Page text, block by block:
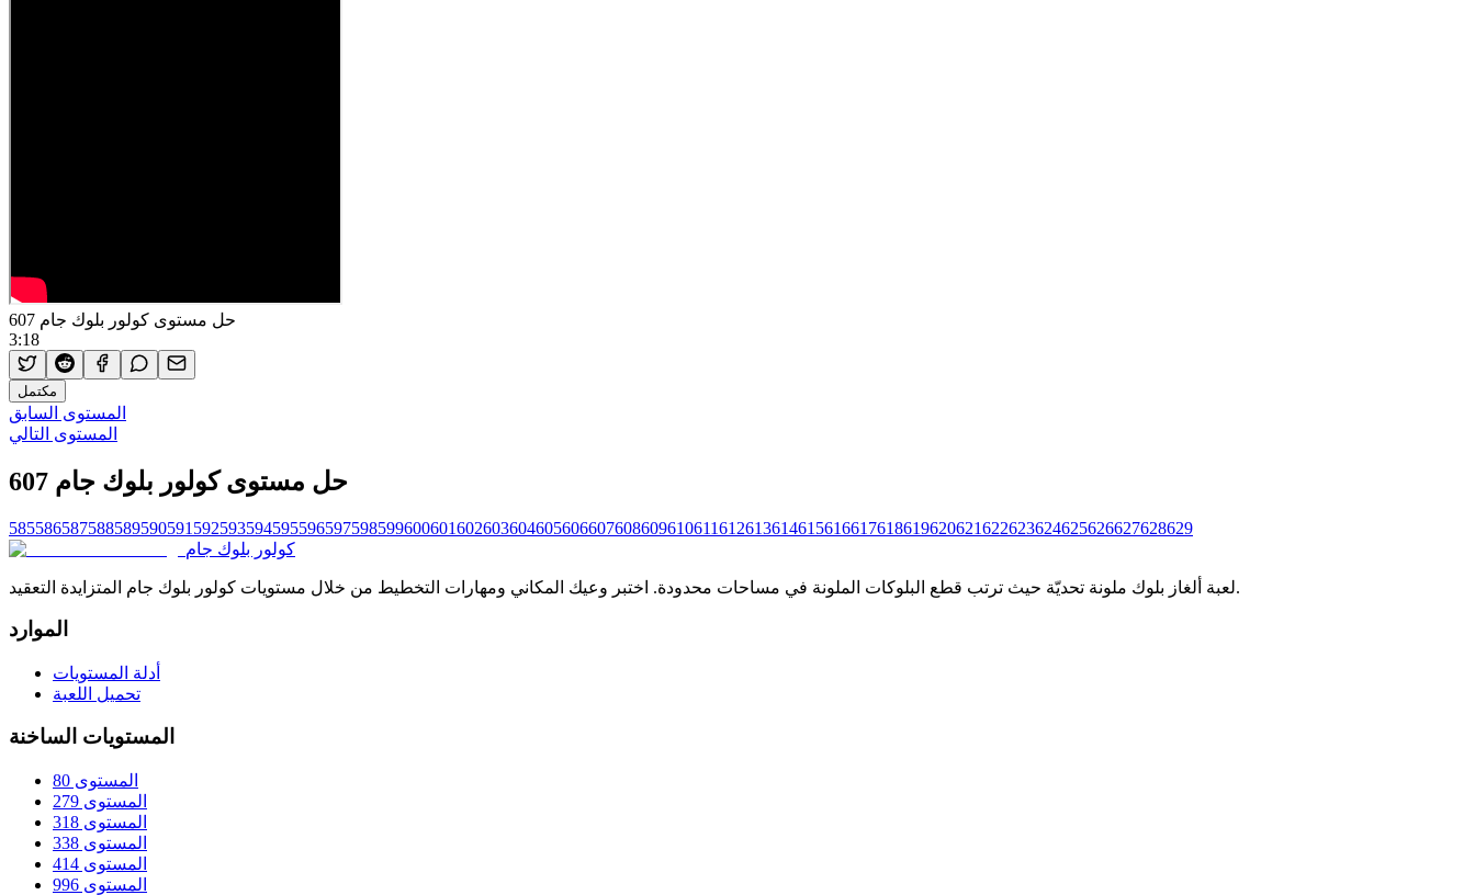
حل مستوى كولور بلوك جام 607
3:18
مكتمل
المستوى السابق
المستوى التالي
حل مستوى كولور بلوك جام 607
585586587588589590591 592593594595596597598599600601602603604605606607608609610611612613614615616617618619620621622623624625626627628629
كولور بلوك جام
لعبة ألغاز بلوك ملونة تحديّة حيث ترتب قطع البلوكات الملونة في مساحات محدودة. اختبر وعيك المكاني ومهارات التخطيط من خلال مستويات كولور بلوك جام المتزايدة التعقيد.
الموارد
أدلة المستويات
تحميل اللعبة
المستويات الساخنة
المستوى 80
المستوى 279
المستوى 318
المستوى 338
المستوى 414
المستوى 996